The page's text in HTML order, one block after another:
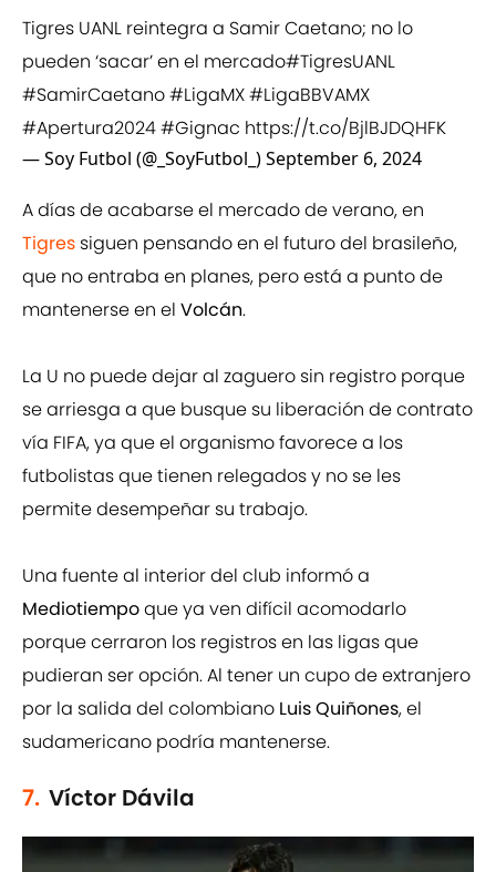
Tigres UANL reintegra a Samir Caetano; no lo
pueden ‘sacar’ en el mercado#TigresUANL
#SamirCaetano#LigaMX#LigaBBVAMX
#Apertura2024#Gignac https://t.co/BjlBJDQHFK
— Soy Futbol (@_SoyFutbol_)September 6, 2024
A días de acabarse el mercado de verano, en
Tigres siguen pensando en el futuro del brasileño,
que no entraba en planes, pero está a punto de
mantenerse en el Volcán.
La U no puede dejar al zaguero sin registro porque
se arriesga a que busque su liberación de contrato
vía FIFA, ya que el organismo favorece a los
futbolistas que tienen relegados y no se les
permite desempeñar su trabajo.
Una fuente al interior del club informó a
Mediotiempoque ya ven difícil acomodarlo
porque cerraron los registros en las ligas que
pudieran ser opción. Al tener un cupo de extranjero
por la salida del colombiano Luis Quiñones, el
sudamericano podría mantenerse.
7. Víctor Dávila